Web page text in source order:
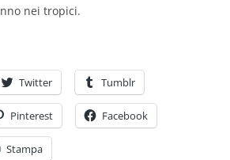
nei tropici.
Twitter Tumblr
Pinterest Facebook
Stampa